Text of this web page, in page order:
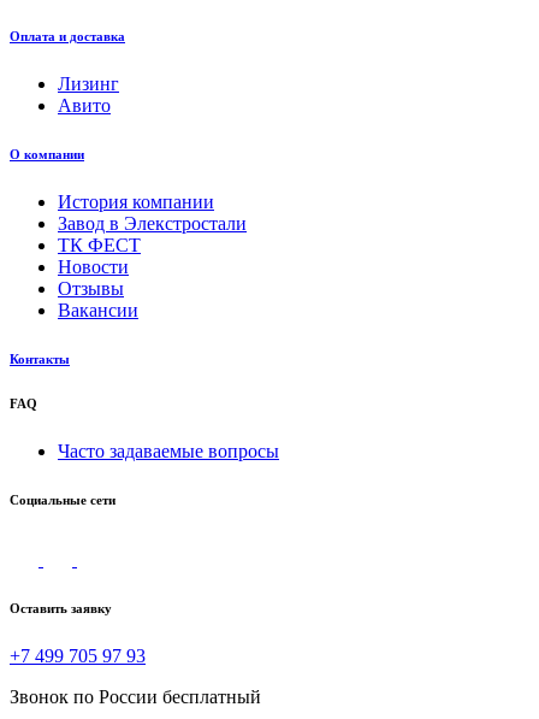
Оплата и доставка
Лизинг
Авито
О компании
История компании
Завод в Элекстростали
ТК ФЕСТ
Новости
Отзывы
Вакансии
Контакты
FAQ
Часто задаваемые вопросы
Социальные сети
Оставить заявку
+7 499 705 97 93
Звонок по России бесплатный